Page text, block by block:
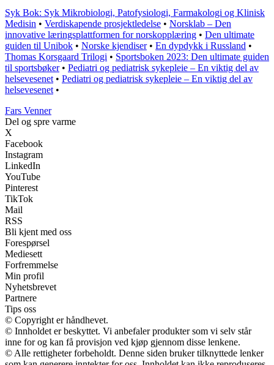
Syk Bok: Syk Mikrobiologi, Patofysiologi, Farmakologi og Klinisk
Medisin • Verdiskapende prosjektledelse • Norsklab – Den
innovative læringsplattformen for norskopplæring • Den ultimate
guiden til Unibok • Norske kjendiser• En dypdykk i Russland •
Thomas Korsgaard Trilogi • Sportsboken 2023: Den ultimate guiden
til sportsbøker• Pediatri og pediatrisk sykepleie – En viktig del av
helsevesenet • Pediatri og pediatrisk sykepleie – En viktig del av
helsevesenet •
Fars Venner
Del og spre varme
X
Facebook
Instagram
LinkedIn
YouTube
Pinterest
TikTok
Mail
RSS
Bli kjent med oss
Forespørsel
Mediesett
Forfremmelse
Min profil
Nyhetsbrevet
Partnere
Tips oss
© Copyright er håndhevet.
© Innholdet er beskyttet. Vi anbefaler produkter som vi selv står
inne for og kan få provisjon ved kjøp gjennom disse lenkene.
© Alle rettigheter forbeholdt. Denne siden bruker tilknyttede lenker